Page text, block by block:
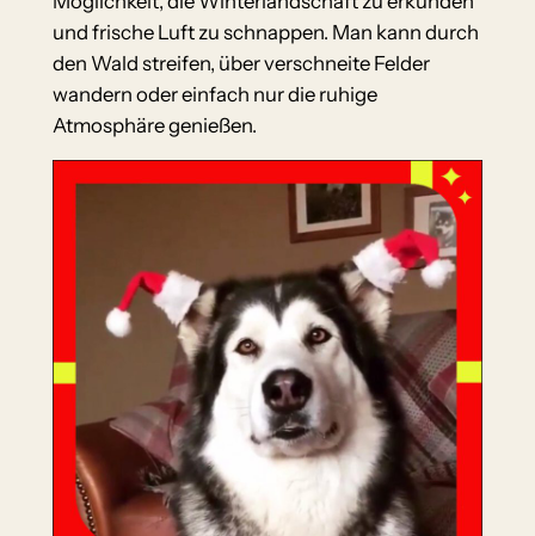
und frische Luft zu schnappen. Man kann durch
den Wald streifen, über verschneite Felder
wandern oder einfach nur die ruhige
Atmosphäre genießen.